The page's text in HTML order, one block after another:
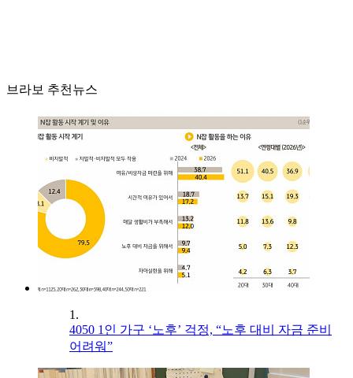
브라보 추천뉴스
1.
4050 1인 가구 ‘노후’ 걱정, “노후 대비 자금 준비
어려워”